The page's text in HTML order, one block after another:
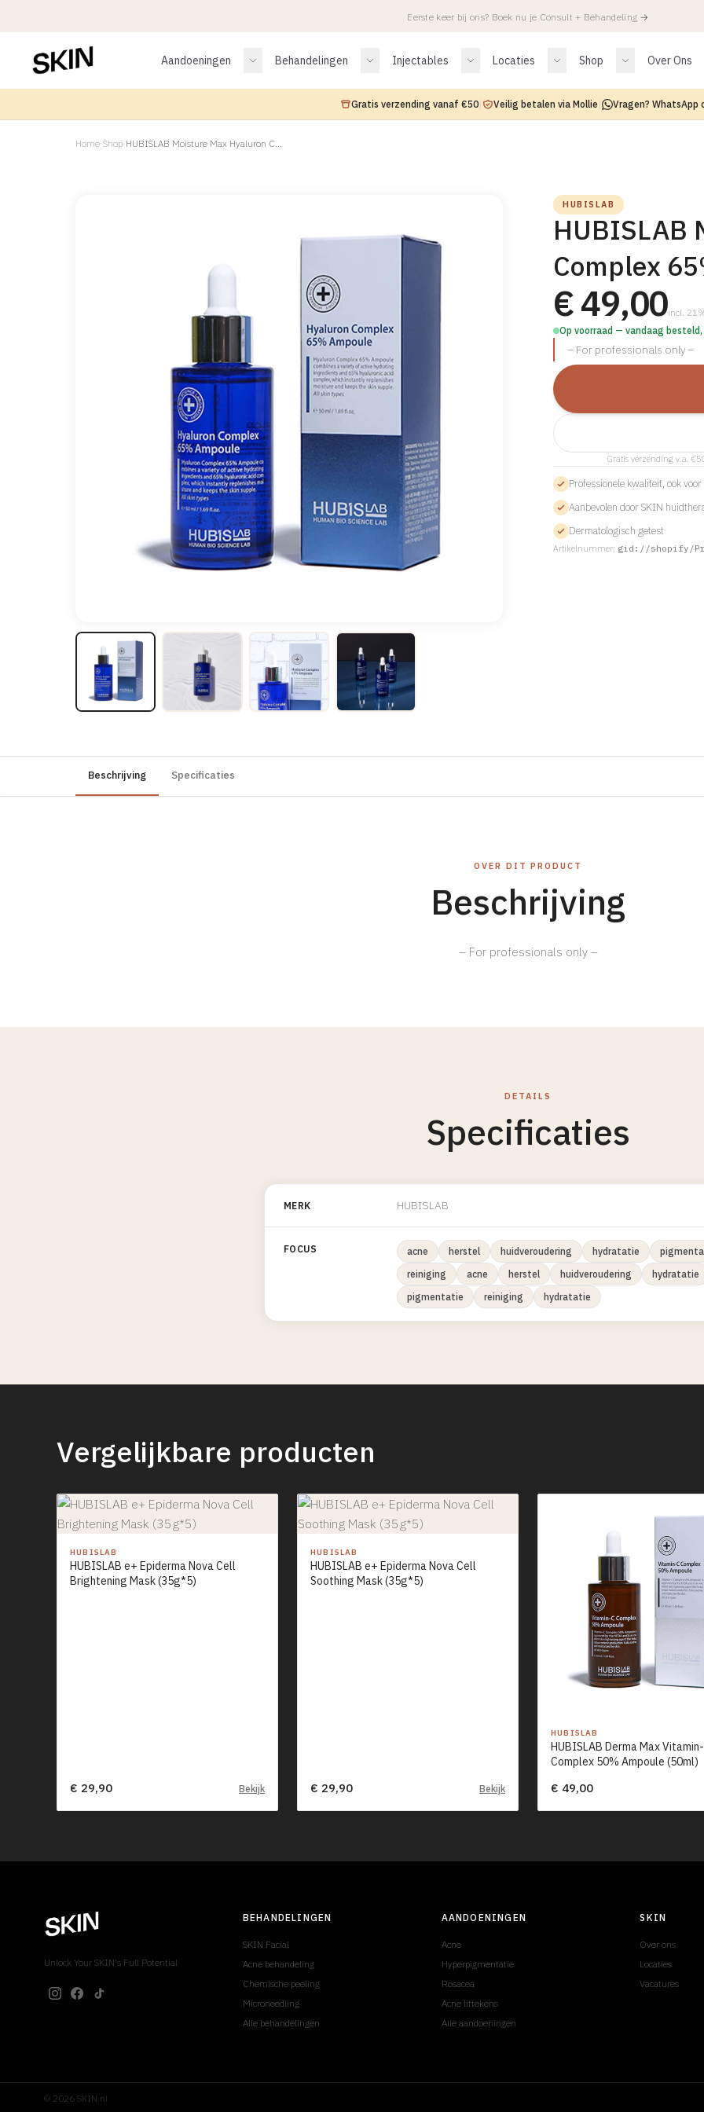
Eerste keer bij ons? Boek nu je Consult + Behandeling →
Aandoeningen Behandelingen Injectables Locaties Shop Over Ons
Gratis verzending vanaf €50| Veilig betalen via Mollie Vragen? WhatsApp
Home Shop HUBISLAB Moisture Max Hyaluron Complex 65% Ampoule (50ml)
HUBISLAB
HUBISLAB
Complex
€ 49,00incl.
Op voorraad — vandaag
– For professionals only –
Gratis verzending v.a.
Professionele kwaliteit, ook
Aanbevolen door SKIN
Dermatologisch getest
Artikelnummer: gid://shopify/
Beschrijving Specificaties
OVER DIT PRODUCT
Beschrijving
– For professionals only –
DETAILS
Specificaties
MERK HUBISLAB
FOCUS acne herstel huidveroudering hydratatie
reiniging
acne herstel huidveroudering
hydratatie
pigmentatie
reiniging hydratatie
Vergelijkbare producten
HUBISLAB
HUBISLAB e+ Epiderma Nova Cell
Brightening Mask (35g*5)
€ 29,90 Bekijk
HUBISLAB
HUBISLAB e+ Epiderma Nova Cell
Soothing Mask (35g*5)
€ 29,90 Bekijk
HUBISLAB
HUBISLAB Derma Max
Complex 50% Ampoule (50ml)
€ 49,00
Unlock Your SKIN's Full Potential
BEHANDELINGEN
SKIN Facial
Acne behandeling
Chemische peeling
Microneedling
Alle behandelingen
AANDOENINGEN
Acne
Hyperpigmentatie
Rosacea
Acne littekens
Alle aandoeningen
SKIN
Over ons
Locaties
Vacatures
© 2026 SKIN.nl